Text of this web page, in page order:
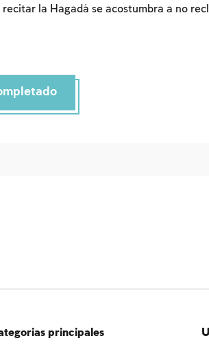
recitar la Hagadá se acostumbra a no
principales